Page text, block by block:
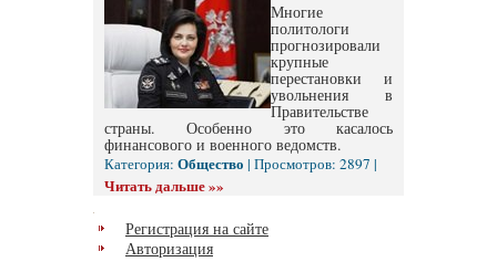
Многие
политологи
прогнозировали
крупные
перестановки и
увольнения в
Правительстве
страны. Особенно это касалось
финансового и военного ведомств.
Категория: Общество | Просмотров: 2897 |
Читать дальше »»
Регистрация на сайте
Авторизация